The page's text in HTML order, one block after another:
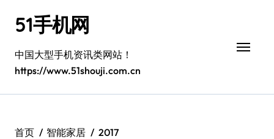
51手机网
中国大型手机资讯类网站！
https://www.51shouji.com.cn
首页 智能家居
2017